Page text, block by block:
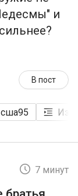
и
В пост
сша95
7 минут